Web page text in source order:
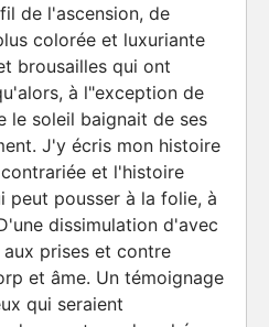
de l'ascension, de
colorée et luxuriante
brousailles qui ont
à l"exception de
le soleil baignait de ses
J'y écris mon histoire
contrariée et l'histoire
peut pousser à la folie, à
dissimulation d'avec
prises et contre
et âme. Un témoignage
qui seraient